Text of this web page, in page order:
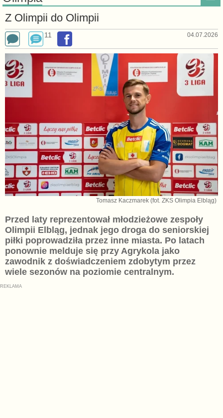
Z Olimpii do Olimpii
11 04.07.2026
Tomasz Kaczmarek (fot. ZKS Olimpia Elbląg)
Przed laty reprezentował młodzieżowe zespoły
Olimpii Elbląg, jednak jego droga do seniorskiej
piłki poprowadziła przez inne miasta. Po latach
ponownie melduje się przy Agrykola jako
zawodnik z doświadczeniem zdobytym przez
wiele sezonów na poziomie centralnym.